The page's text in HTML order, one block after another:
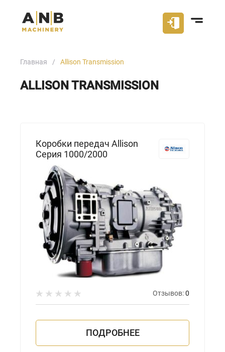
Главная Allison Transmission
ALLISON TRANSMISSION
Коробки передач Allison
Серия 1000/2000
Отзывов:0
ПОДРОБНЕЕ